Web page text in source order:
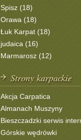
Spisz (18)
Orawa (18)
Łuk Karpat (18)
judaica (16)
Marmarosz (12)
Strony karpackie
Akcja Carpatica
Almanach Muszyny
Bieszczadzki serwis
Górskie wędrówki